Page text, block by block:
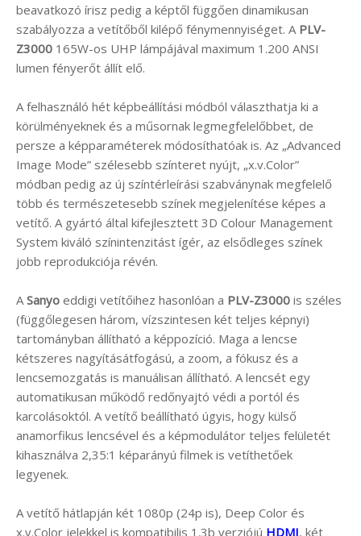
beavatkozó írisz pedig a képtől függően dinamikusan
szabályozza a vetítőből kilépő fénymennyiséget. A PLV-
Z3000 165W-os UHP lámpájával maximum 1.200 ANSI
lumen fényerőt állít elő.
A felhasználó hét képbeállítási módból választhatja ki a
körülményeknek és a műsornak legmegfelelőbbet, de
persze a képparaméterek módosíthatóak is. Az „Advanced
Image Mode” szélesebb színteret nyújt, „x.v.Color”
módban pedig az új színtérleírási szabványnak megfelelő
több és természetesebb színek megjelenítése képes a
vetítő. A gyártó által kifejlesztett 3D Colour Management
System kiváló színintenzitást ígér, az elsődleges színek
jobb reprodukciója révén.
ASanyo eddigi vetítőihez hasonlóan a PLV-Z3000 is széles
(függőlegesen három, vízszintesen két teljes képnyi)
tartományban állítható a képpozíció. Maga a lencse
kétszeres nagyításátfogású, a zoom, a fókusz és a
lencsemozgatás is manuálisan állítható. A lencsét egy
automatikusan működő redőnyajtó védi a portól és
karcolásoktól. A vetítő beállítható úgyis, hogy külső
anamorfikus lencsével és a képmodulátor teljes felületét
kihasználva 2,35:1 képarányú filmek is vetíthetőek
legyenek.
A vetítő hátlapján két 1080p (24p is), Deep Color és
x.v.Color jelekkel is kompatibilis 1.3b verziójú HDMI, két